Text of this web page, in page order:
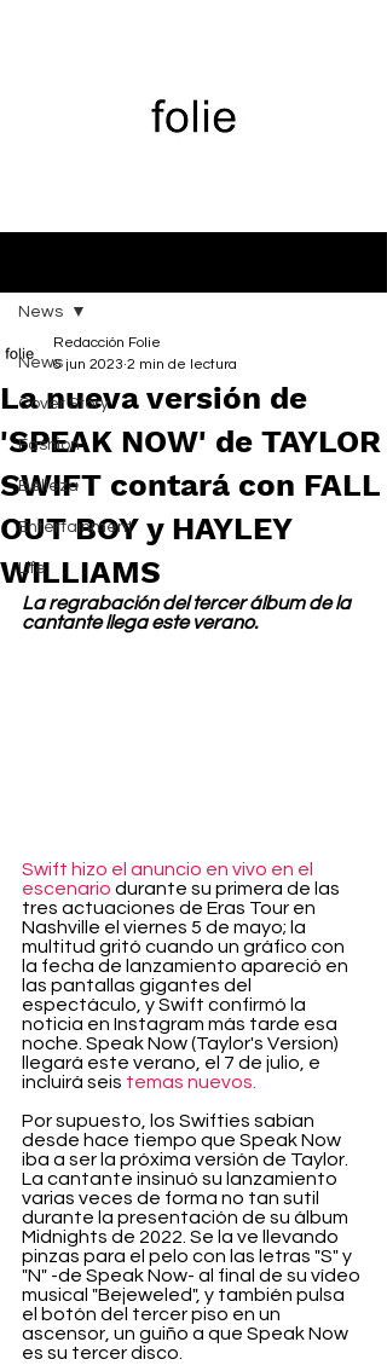
News
Cover Story
Fashion
Belleza
Entertainment
Life
News
La nueva versión de
'SPEAK NOW' de TAYLOR
SWIFT contará con FALL
OUT BOY y HAYLEY
WILLIAMS
Redacción Folie
6 jun 2023 2 min de lectura
La regrabación del tercer álbum de la
cantante llega este verano.
Swift hizo el anuncio en vivo en el
escenario durante su primera de las
tres actuaciones de Eras Tour en
Nashville el viernes 5 de mayo; la
multitud gritó cuando un gráfico con
la fecha de lanzamiento apareció en
las pantallas gigantes del
espectáculo, y Swift confirmó la
noticia en Instagram más tarde esa
noche. Speak Now (Taylor's Version)
llegará este verano, el 7 de julio, e
incluirá seis temas nuevos.
Por supuesto, los Swifties sabían
desde hace tiempo que Speak Now
iba a ser la próxima versión de Taylor.
La cantante insinuó su lanzamiento
varias veces de forma no tan sutil
durante la presentación de su álbum
Midnights de 2022. Se la ve llevando
pinzas para el pelo con las letras "S" y
"N" -de Speak Now- al final de su vídeo
musical "Bejeweled", y también pulsa
el botón del tercer piso en un
ascensor, un guiño a que Speak Now
es su tercer disco.